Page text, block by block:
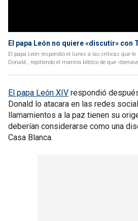
El papa León no quiere «discutir» con
El papa León respondió el lunes a las críticas que
Donald , repitiendo el mantra bíblico de que
El papa León XIV respondió
Donald lo atacara en las redes
llamamientos a la paz tienen su
deberían considerarse como una
Casa Blanca.